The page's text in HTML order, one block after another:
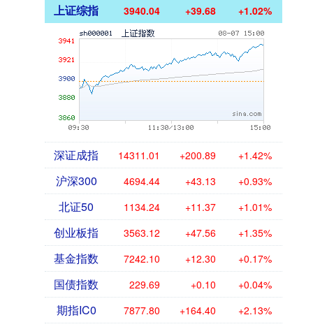
上证综指 3940.04 +39.68 +1.02%
深证成指 14311.01 +200.89 +1.42%
沪深300 4694.44 +43.13 +0.93%
北证50 1134.24 +11.37 +1.01%
创业板指 3563.12 +47.56 +1.35%
基金指数 7242.10 +12.30 +0.17%
国债指数 229.69 +0.10 +0.04%
期指IC0 7877.80 +164.40 +2.13%